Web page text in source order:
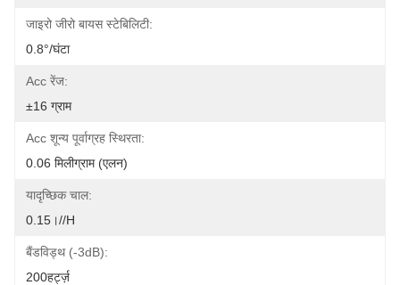
जाइरो जीरो बायस स्टेबिलिटी:
0.8°/घंटा
Acc रेंज:
±16 ग्राम
Acc शून्य पूर्वाग्रह स्थिरता:
0.06 मिलीग्राम (एलन)
यादृच्छिक चाल:
0.15।//H
बैंडविड्थ (-3dB):
200हर्ट्ज़